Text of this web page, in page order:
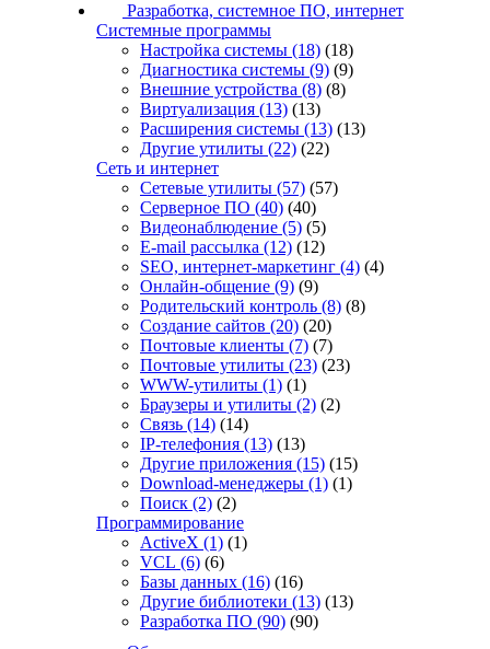
Разработка, системное ПО, интернет
Системные программы
Настройка системы (18) (18)
Диагностика системы (9) (9)
Внешние устройства (8) (8)
Виртуализация (13) (13)
Расширения системы (13) (13)
Другие утилиты (22) (22)
Сеть и интернет
Сетевые утилиты (57) (57)
Серверное ПО (40) (40)
Видеонаблюдение (5) (5)
E-mail рассылка (12) (12)
SEO, интернет-маркетинг (4) (4)
Онлайн-общение (9) (9)
Родительский контроль (8) (8)
Создание сайтов (20) (20)
Почтовые клиенты (7) (7)
Почтовые утилиты (23) (23)
WWW-утилиты (1) (1)
Браузеры и утилиты (2) (2)
Связь (14) (14)
IP-телефония (13) (13)
Другие приложения (15) (15)
Download-менеджеры (1) (1)
Поиск (2) (2)
Программирование
ActiveX (1) (1)
VCL (6) (6)
Базы данных (16) (16)
Другие библиотеки (13) (13)
Разработка ПО (90) (90)